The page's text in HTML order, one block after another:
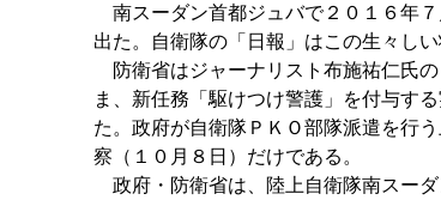
南スーダン首都ジュバで２０１６年
出た。自衛隊の「日報」はこの生々し
防衛省はジャーナリスト布施祐仁氏
ま、新任務「駆けつけ警護」を付与す
た。政府が自衛隊ＰＫＯ部隊派遣を行
察（１０月８日）だけである。
政府・防衛省は、陸上自衛隊南スーダ